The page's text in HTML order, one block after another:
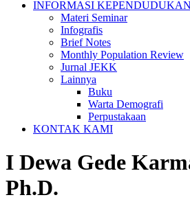
INFORMASI KEPENDUDUKAN
Materi Seminar
Infografis
Brief Notes
Monthly Population Review
Jurnal JEKK
Lainnya
Buku
Warta Demografi
Perpustakaan
KONTAK KAMI
I Dewa Gede
Ph.D.